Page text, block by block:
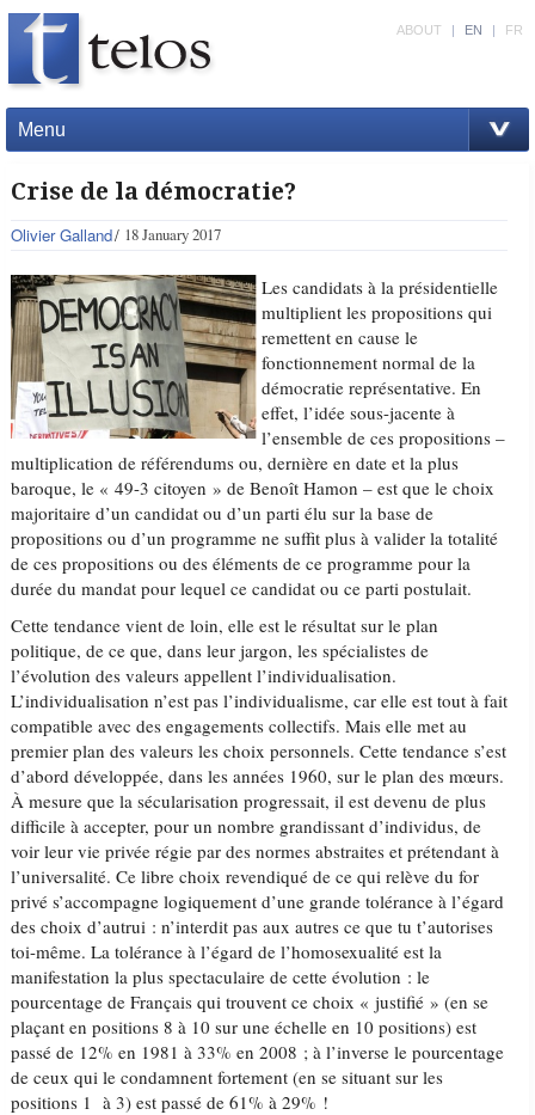
Menu
ABOUT | EN | FR
Crise de la démocratie?
Olivier Galland 18 January 2017
Les candidats à la présidentielle
multiplient les propositions qui
remettent en cause le
fonctionnement normal de la
démocratie représentative. En
effet, l’idée sous-jacente à
l’ensemble de ces propositions –
multiplication de référendums ou, dernière en date et la plus
baroque, le « 49-3 citoyen » de Benoît Hamon – est que le choix
majoritaire d’un candidat ou d’un parti élu sur la base de
propositions ou d’un programme ne suffit plus à valider la totalité
de ces propositions ou des éléments de ce programme pour la
durée du mandat pour lequel ce candidat ou ce parti postulait.
Cette tendance vient de loin, elle est le résultat sur le plan
politique, de ce que, dans leur jargon, les spécialistes de
l’évolution des valeurs appellent l’individualisation.
L’individualisation n’est pas l’individualisme, car elle est tout à fait
compatible avec des engagements collectifs. Mais elle met au
premier plan des valeurs les choix personnels. Cette tendance s’est
d’abord développée, dans les années 1960, sur le plan des mœurs.
À mesure que la sécularisation progressait, il est devenu de plus
difficile à accepter, pour un nombre grandissant d’individus, de
voir leur vie privée régie par des normes abstraites et prétendant à
l’universalité. Ce libre choix revendiqué de ce qui relève du for
privé s’accompagne logiquement d’une grande tolérance à l’égard
des choix d’autrui : n’interdit pas aux autres ce que tu t’autorises
toi-même. La tolérance à l’égard de l’homosexualité est la
manifestation la plus spectaculaire de cette évolution : le
pourcentage de Français qui trouvent ce choix « justifié » (en se
plaçant en positions 8 à 10 sur une échelle en 10 positions) est
passé de 12% en 1981 à 33% en 2008 ; à l’inverse le pourcentage
de ceux qui le condamnent fortement (en se situant sur les
positions 1 à 3) est passé de 61% à 29% !